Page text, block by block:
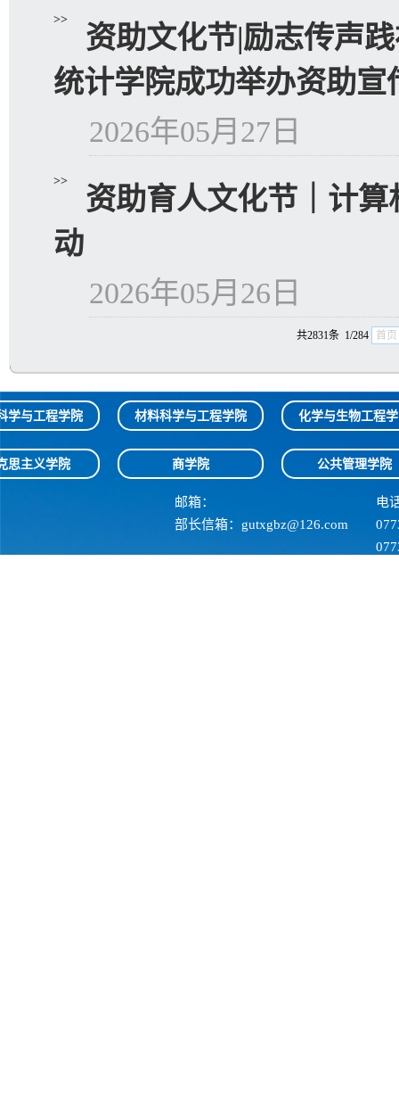
>>
资助文化节|励志传声
统计学院成功举办资助宣
2026年05月27日
>>
资助育人文化节｜计
动
2026年05月26日
共2831条 1/284 首页
学与工程学院 材料科学与工程学院 化学与生物工程
思主义学院 商学院 公共管理学院
邮箱：
部长信箱：gutxgbz@126.com
电